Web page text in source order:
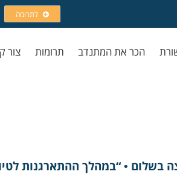
לתרומה
הכר את המתנדב תרומות צור
בשלום • “במהלך ההתארגנות